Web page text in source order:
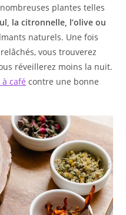
plantes telles
la citronnelle, l’olive ou
naturels. Une fois
vous trouverez
réveillerez moins la nuit.
café contre une bonne